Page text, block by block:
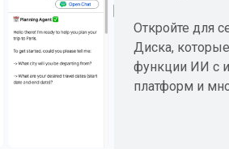
Откройте для
Диска,
функции ИИ с
платформ и